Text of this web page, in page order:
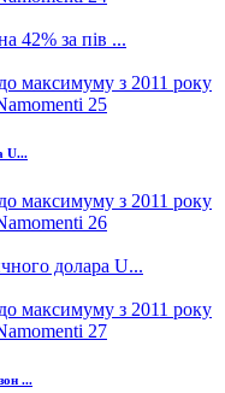
42% за пів ...
U...
долара U...
...